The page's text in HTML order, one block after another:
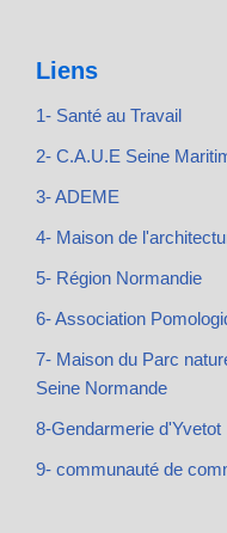
Liens
1- Santé au Travail
2- C.A.U.E Seine
3- ADEME
4- Maison de
5- Région Normandie
6- Association
7- Maison du Parc
Seine Normande
8-Gendarmerie d'Yvetot
9- communauté de